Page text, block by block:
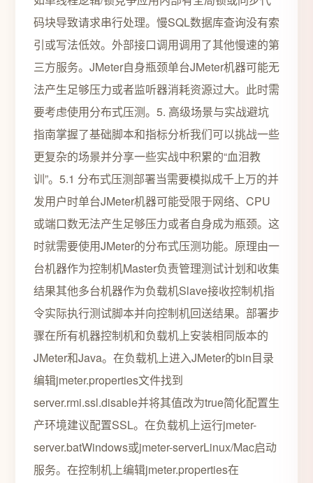
码块导致请求串行处理。慢SQL数据库查询没有索
引或写法低效。外部接口调用调用了其他慢速的第
三方服务。JMeter自身瓶颈单台JMeter机器可能无
法产生足够压力或者监听器消耗资源过大。此时需
要考虑使用分布式压测。5. 高级场景与实战避坑
指南掌握了基础脚本和指标分析我们可以挑战一些
更复杂的场景并分享一些实战中积累的“血泪教
训”。5.1 分布式压测部署当需要模拟成千上万的并
发用户时单台JMeter机器可能受限于网络、CPU
或端口数无法产生足够压力或者自身成为瓶颈。这
时就需要使用JMeter的分布式压测功能。原理由一
台机器作为控制机Master负责管理测试计划和收集
结果其他多台机器作为负载机Slave接收控制机指
令实际执行测试脚本并向控制机回送结果。部署步
骤在所有机器控制机和负载机上安装相同版本的
JMeter和Java。在负载机上进入JMeter的bin目录
编辑jmeter.properties文件找到
server.rmi.ssl.disable并将其值改为true简化配置生
产环境建议配置SSL。在负载机上运行jmeter-
server.batWindows或jmeter-serverLinux/Mac启动
服务。在控制机上编辑jmeter.properties在